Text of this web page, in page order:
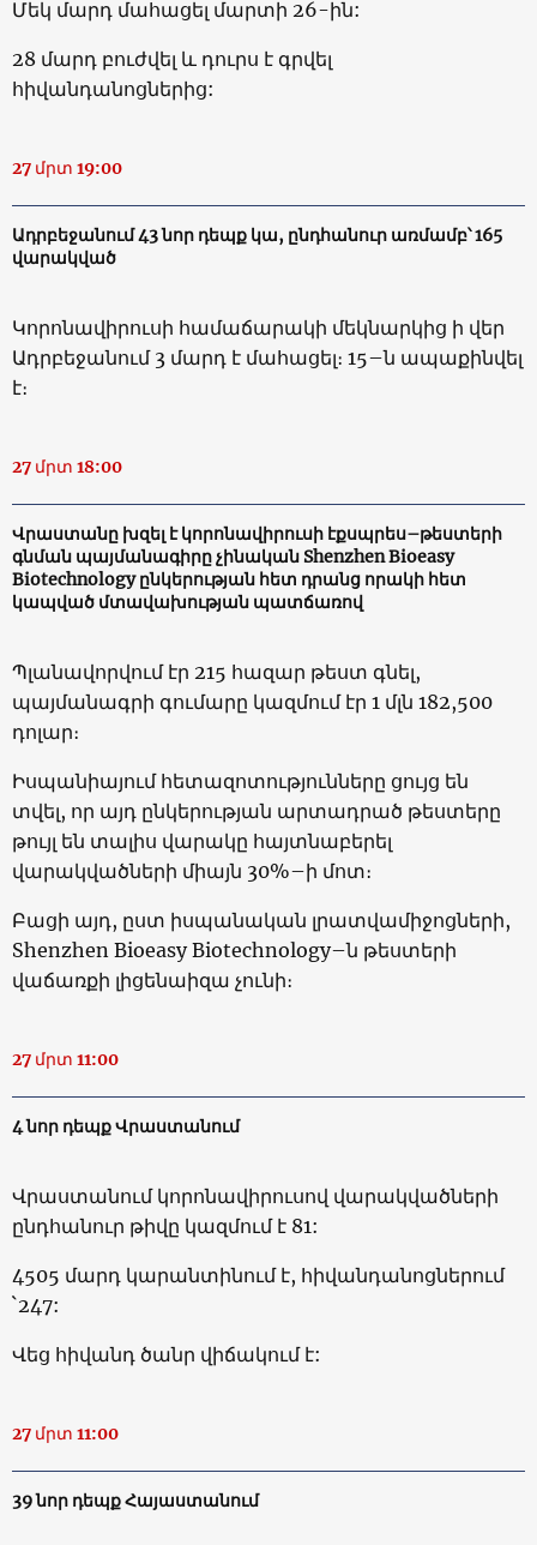
Մեկ մարդ մահացել մարտի 26-ին:
28 մարդ բուժվել և դուրս է գրվել
հիվանդանոցներից:
27 մրտ 19:00
Ադրբեջանում 43 նոր դեպք կա, ընդհանուր առմամբ՝ 165
վարակված
Կորոնավիրուսի համաճարակի մեկնարկից ի վեր
Ադրբեջանում 3 մարդ է մահացել։ 15–ն ապաքինվել
է։
27 մրտ 18:00
Վրաստանը խզել է կորոնավիրուսի էքսպրես–թեստերի
գնման պայմանագիրը չինական Shenzhen Bioeasy
Biotechnology ընկերության հետ դրանց որակի հետ
կապված մտավախության պատճառով
Պլանավորվում էր 215 հազար թեստ գնել,
պայմանագրի գումարը կազմում էր 1 մլն 182,500
դոլար։
Իսպանիայում հետազոտությունները ցույց են
տվել, որ այդ ընկերության արտադրած թեստերը
թույլ են տալիս վարակը հայտնաբերել
վարակվածների միայն 30%–ի մոտ։
Բացի այդ, ըստ իսպանական լրատվամիջոցների,
Shenzhen Bioeasy Biotechnology–ն թեստերի
վաճառքի լիցենաիզա չունի։
27 մրտ 11:00
4 նոր դեպք Վրաստանում
Վրաստանում կորոնավիրուսով վարակվածների
ընդհանուր թիվը կազմում է 81:
4505 մարդ կարանտինում է, հիվանդանոցներում
`247:
Վեց հիվանդ ծանր վիճակում է:
27 մրտ 11:00
39 նոր դեպք Հայաստանում